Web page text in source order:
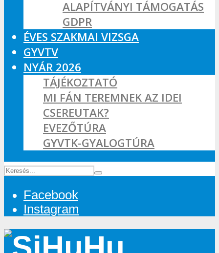
ALAPÍTVÁNYI TÁMOGATÁS
GDPR
ÉVES SZAKMAI VIZSGA
GYVTV
NYÁR 2026
TÁJÉKOZTATÓ
MI FÁN TEREMNEK AZ IDEI
CSEREUTAK?
EVEZŐTÚRA
GYVTK-GYALOGTÚRA
Facebook
Instagram